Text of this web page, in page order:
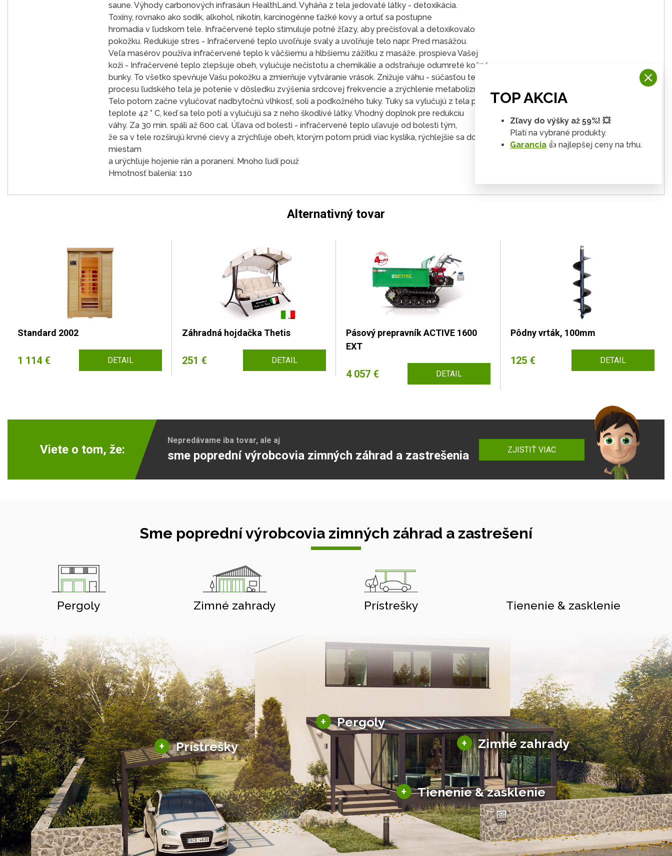
saune. Výhody carbonových infrasáun HealthLand. Vyháňa z tela jedovaté látky - detoxikácia.
Toxíny, rovnako ako sodík, alkohol, nikotín, karcinogénne ťažké kovy a ortuť sa postupne
hromadia v ľudskom tele. Infračervené teplo stimuluje potné žľazy, aby prečisťoval a detoxikovalo
pokožku. Redukuje stres - Infračervené teplo uvoľňuje svaly a uvoľňuje telo napr. Pred masážou.
Veľa masérov používa infračervené teplo k väčšiemu a hlbšiemu zážitku z masáže. prospieva Vašej
koži - Infračervené teplo zlepšuje obeh, vylučuje nečistotu a chemikálie a odstraňuje odumreté kožné
bunky. To všetko spevňuje Vašu pokožku a zmierňuje vytváranie vrások. Znižuje váhu - súčasťou termoregulačného
procesu ľudského tela je potenie v dôsledku zvýšenia srdcovej frekvencie a zrýchlenie metabolizmu.
Telo potom začne vylučovať nadbytočnú vlhkosť, soli a podkožného tuky. Tuky sa vylučujú z tela pri
teplote 42 ° C, keď sa telo potí a vylučujú sa z neho škodlivé látky. Vhodný doplnok pre redukciu
váhy. Za 30 min. spáli až 600 cal. Úľava od bolesti - infračervené teplo uľavuje od bolesti tým,
že sa v tele rozširujú krvné cievy a zrýchľuje obeh, ktorým potom prúdi viac kyslíka, rýchlejšie sa dostáva k poraneným
miestam
a urýchľuje hojenie rán a poranení. Mnoho ľudí použ
Hmotnosť balenia: 110
Alternativný tovar
Standard 2002
1 114 € DETAIL
Záhradná hojdačka Thetis
251 € DETAIL
Pásový prepravník ACTIVE 1600
EXT
4 057 € DETAIL
Pôdny vrták, 100mm
125 € DETAIL
Viete o tom, že:
Nepredávame iba tovar, ale aj
sme poprední výrobcovia zimných záhrad a zastrešenia ZJISTIŤ VIAC
Sme poprední výrobcovia zimných záhrad a zastrešení
Pergoly Zimné zahrady Prístrešky Tienenie & zasklenie
+ Pergoly
Hliníkové pergoly
Bioklimatické pergoly
Altány a zastrešenie
Solárne pergoly
+ Zimné zahrady
Sezónne zimné záhrady
Hliníkové zimné záhrady
Posuvné zimné záhrady
Solárne zimné záhrady
+ Prístrešky
Hliníkové prístrešky
Solárne prístrešky pre auto
+ Tienenie & zasklenie
Tienenie
Zasklenie
TOP AKCIA
Zľavy do výšky až 59%! 💥
Platí na vybrané produkty.
Garancia 👍 najlepšej ceny na trhu.